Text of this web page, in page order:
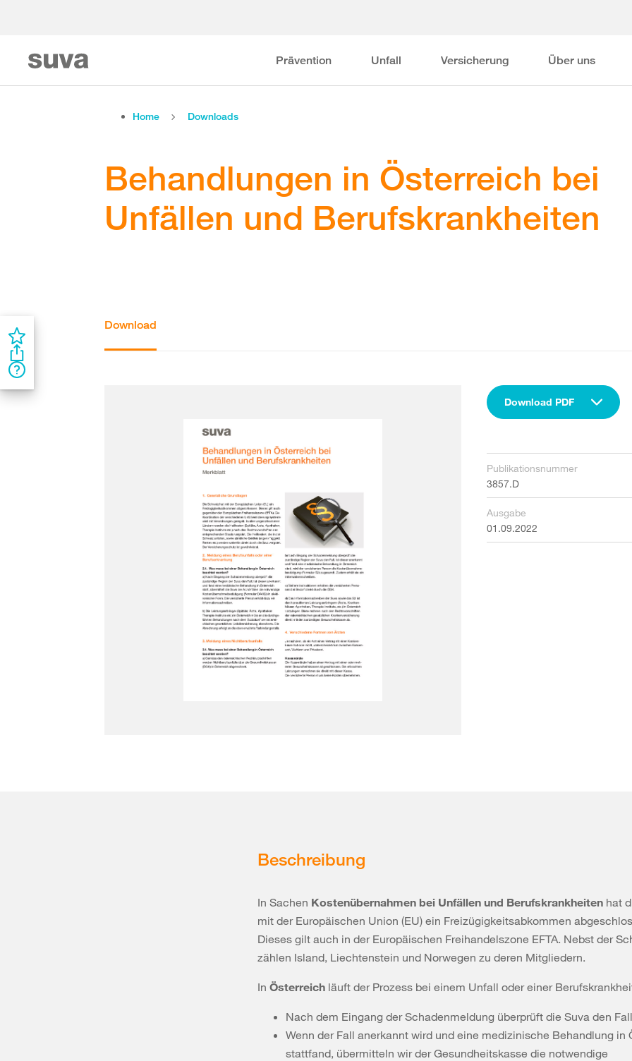
Prävention Unfall Versicherung Über uns
Home Downloads
Behandlungen in Österreich bei
Unfällen und Berufskrankheiten
Download
Download PDF
Publikationsnummer
3857.D
Ausgabe
01.09.2022
Beschreibung
In Sachen Kostenübernahmen bei Unfällen und Berufskrankheiten hat
mit der Europäischen Union (EU) ein Freizügigkeitsabkommen
Dieses gilt auch in der Europäischen Freihandelszone EFTA. Nebst der
zählen Island, Liechtenstein und Norwegen zu deren Mitgliedern.
In Österreich läuft der Prozess bei einem Unfall oder einer
Nach dem Eingang der Schadenmeldung überprüft die Suva den
Wenn der Fall anerkannt wird und eine medizinische Behandlung in
stattfand, übermitteln wir der Gesundheitskasse die notwendige